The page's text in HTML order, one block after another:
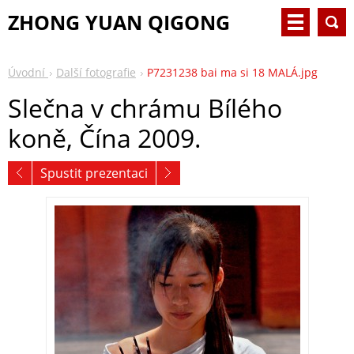
ZHONG YUAN QIGONG
Úvodní Další fotografie P7231238 bai ma si 18 MALÁ.jpg
Slečna v chrámu Bílého
koně, Čína 2009.
Spustit prezentaci